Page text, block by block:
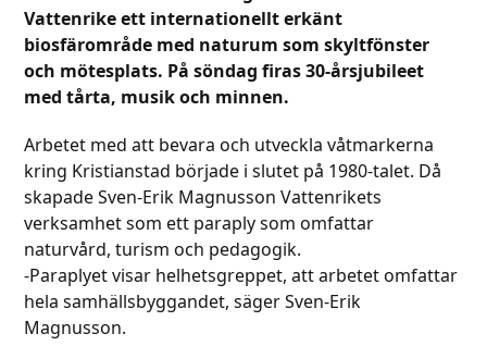
Vattenrike ett internationellt erkänt
biosfärområde med naturum som skyltfönster
och mötesplats. På söndag firas 30-årsjubileet
med tårta, musik och minnen.
Arbetet med att bevara och utveckla våtmarkerna
kring Kristianstad började i slutet på 1980-talet. Då
skapade Sven-Erik Magnusson Vattenrikets
verksamhet som ett paraply som omfattar
naturvård, turism och pedagogik.
-Paraplyet visar helhetsgreppet, att arbetet omfattar
hela samhällsbyggandet, säger Sven-Erik
Magnusson.